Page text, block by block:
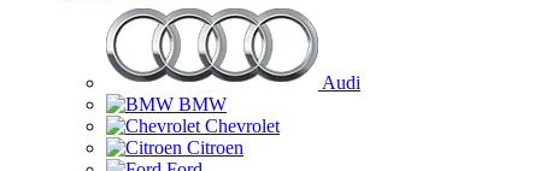
Audi
BMW
Chevrolet
Citroen